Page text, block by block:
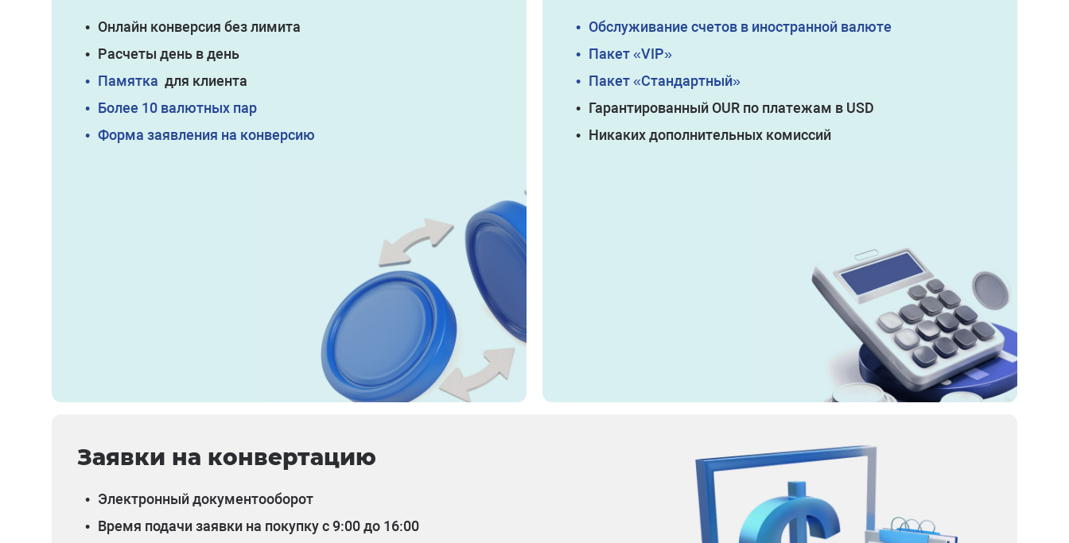
• Онлайн конверсия без лимита
• Расчеты день в день
• Памятка для клиента
• Более 10 валютных пар
• Форма заявления на конверсию
• Обслуживание счетов в иностранной валюте
• Пакет «VIP»
• Пакет «Стандартный»
• Гарантированный OUR по платежам в USD
• Никаких дополнительных комиссий
Заявки на конвертацию
• Электронный документооборот
• Время подачи заявки на покупку с 9:00 до 16:00